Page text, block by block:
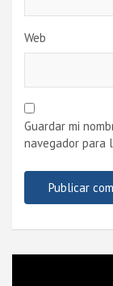
Web
Guardar mi
navegador para